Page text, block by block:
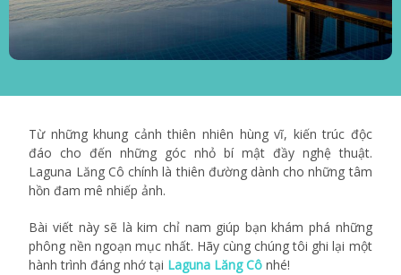
Từ những khung cảnh thiên nhiên hùng vĩ, kiến trúc độc
đáo cho đến những góc nhỏ bí mật đầy nghệ thuật.
Laguna Lăng Cô chính là thiên đường dành cho những tâm
hồn đam mê nhiếp ảnh.
Bài viết này sẽ là kim chỉ nam giúp bạn khám phá những
phông nền ngoạn mục nhất. Hãy cùng chúng tôi ghi lại một
hành trình đáng nhớ tại Laguna Lăng Cô nhé!